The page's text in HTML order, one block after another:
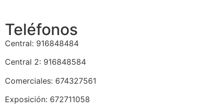
Teléfonos
Central: 916848484
Central 2: 916848584
Comerciales: 674327561
Exposición: 672711058